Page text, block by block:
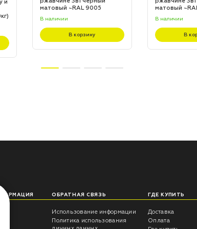
и
матовый ~RAL 9005
В наличии
В корзину
матовый
В наличии
В
ОБРАТНАЯ СВЯЗЬ
Использование информации
Политика использования
ГДЕ КУПИТЬ
Доставка
Оплата